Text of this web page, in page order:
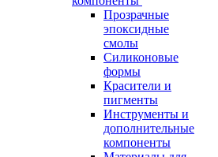
Прозрачные
эпоксидные
смолы
Силиконовые
формы
Красители и
пигменты
Инструменты и
дополнительные
компоненты